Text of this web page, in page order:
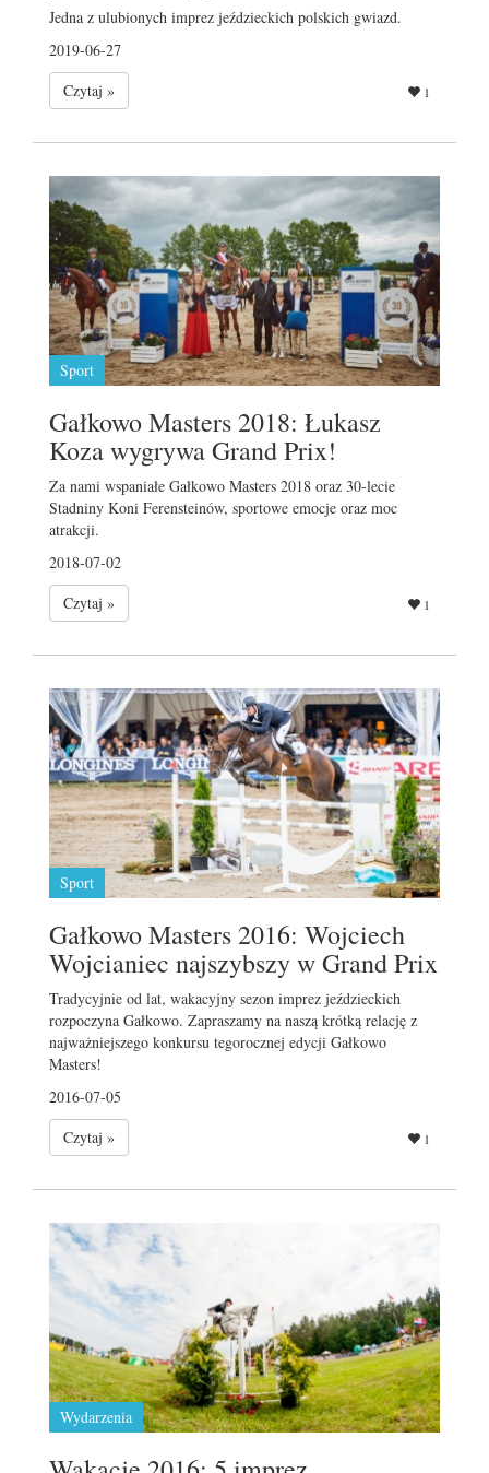
Jedna z ulubionych imprez jeździeckich polskich gwiazd.
2019-06-27
Czytaj »
1
Sport
Gałkowo Masters 2018: Łukasz
Koza wygrywa Grand Prix!
Za nami wspaniałe Gałkowo Masters 2018 oraz 30-lecie
Stadniny Koni Ferensteinów, sportowe emocje oraz moc
atrakcji.
2018-07-02
Czytaj »
1
Sport
Gałkowo Masters 2016: Wojciech
Wojcianiec najszybszy w Grand Prix
Tradycyjnie od lat, wakacyjny sezon imprez jeździeckich
rozpoczyna Gałkowo. Zapraszamy na naszą krótką relację z
najważniejszego konkursu tegorocznej edycji Gałkowo
Masters!
2016-07-05
Czytaj »
1
Wydarzenia